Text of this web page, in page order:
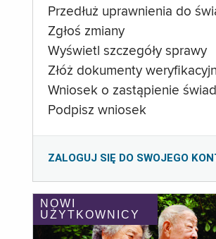
Przedłuż uprawnienia do
Zgłoś zmiany
Wyświetl szczegóły sprawy
Złóż dokumenty
Wniosek o zastąpienie
Podpisz wniosek
ZALOGUJ SIĘ DO SWOJEGO
NOWI
UŻYTKOWNICY